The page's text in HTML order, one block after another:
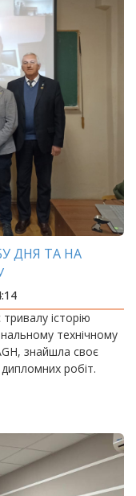
ДНЯ ТА НА
історію
технічному
знайшла своє
робіт.